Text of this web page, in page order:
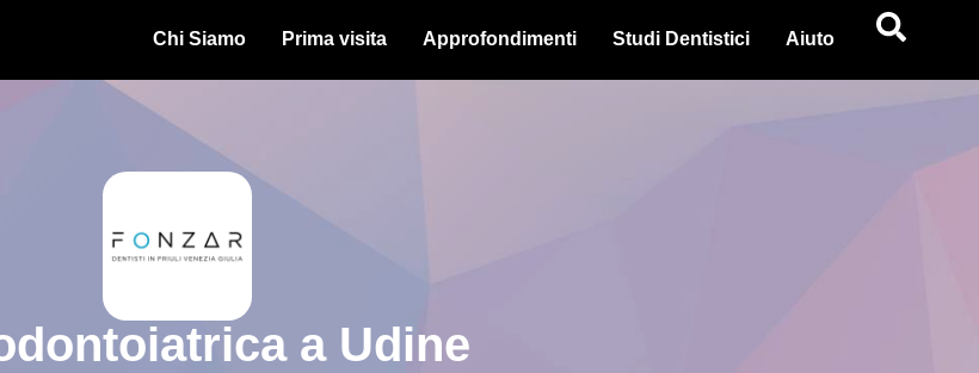
Chi Siamo Prima visita Approfondimenti Studi Dentistici Aiuto
a Udine